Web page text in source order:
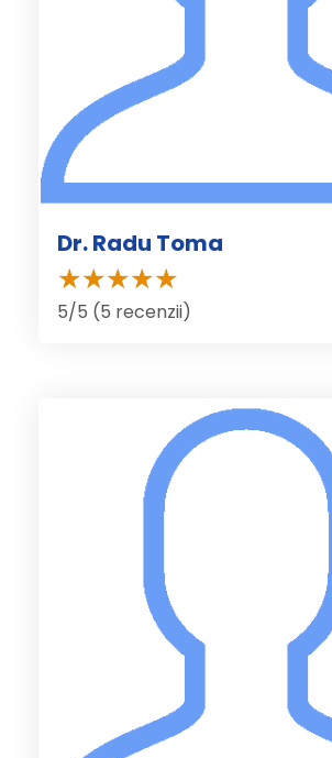
Dr. Radu Toma
5/5 (5 recenzii)